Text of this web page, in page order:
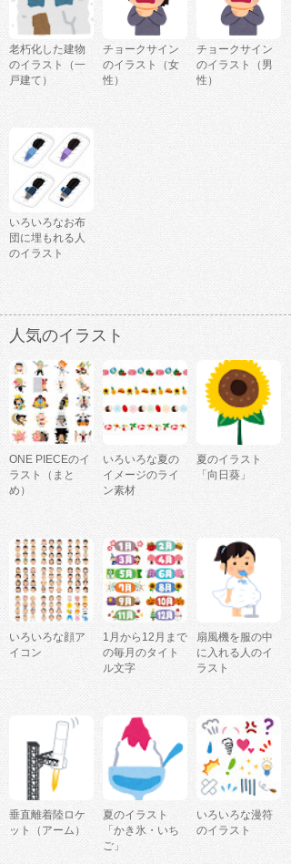
老朽化した建物
のイラスト（一
戸建て）
チョークサイン
のイラスト（女
性）
チョークサイン
のイラスト（男
性）
いろいろなお布
団に埋もれる人
のイラスト
人気のイラスト
ONE PIECEのイ
ラスト（まと
め）
いろいろな夏の
イメージのライ
ン素材
夏のイラスト
「向日葵」
いろいろな顔ア
イコン
1月から12月まで
の毎月のタイト
ル文字
扇風機を服の中
に入れる人のイ
ラスト
垂直離着陸ロケ
ット（アーム）
夏のイラスト
「かき氷・いち
ご」
いろいろな漫符
のイラスト